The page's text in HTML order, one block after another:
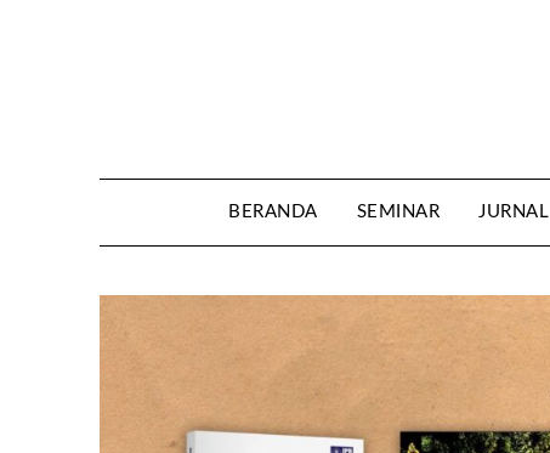
BERANDA SEMINAR JURNAL